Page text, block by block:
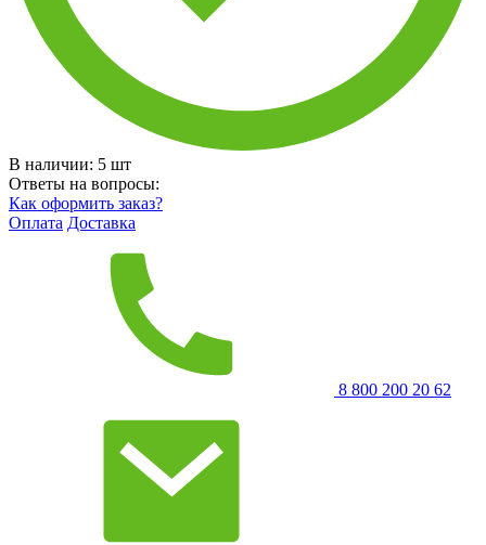
В наличии: 5 шт
Ответы на вопросы:
Как оформить заказ?
Оплата Доставка
8 800 200 20 62